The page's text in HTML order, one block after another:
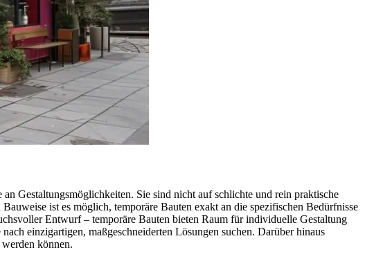
Gestaltungsmöglichkeiten. Sie sind nicht auf schlichte und rein praktische
ist es möglich, temporäre Bauten exakt an die spezifischen Bedürfnisse
Entwurf – temporäre Bauten bieten Raum für individuelle Gestaltung
einzigartigen, maßgeschneiderten Lösungen suchen. Darüber hinaus
können.